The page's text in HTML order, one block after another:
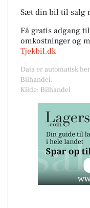
Sæt din bil til salg
Få gratis adgang
omkostninger og
Tjekbil.dk
Data er automatisk
Bilhandel.
Kilde: Bilhandel